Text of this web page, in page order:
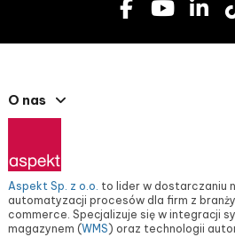
O nas
Aspekt Sp. z o.o. to lider w dostarczaniu
automatyzacji procesów dla firm z
commerce. Specjalizuje się w integracji
magazynem (WMS) oraz technologii